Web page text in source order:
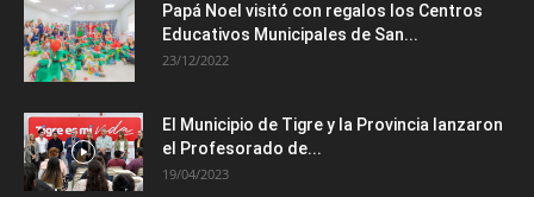
Papá Noel visitó con regalos los Centros
Educativos Municipales de San...
23/12/2022
El Municipio de Tigre y la Provincia lanzaron
el Profesorado de...
19/04/2023